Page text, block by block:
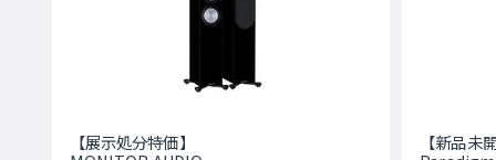
【展示処分特価】
【新品未